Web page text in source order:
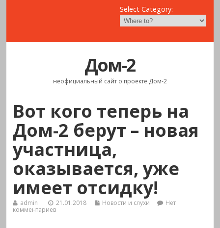
Select Category:
Дом-2
неофициальный сайт о проекте Дом-2
Вот кого теперь на
Дом-2 берут – новая
участница,
оказывается, уже
имеет отсидку!
admin 21.01.2018 Новости и слухи
Нет
комментариев